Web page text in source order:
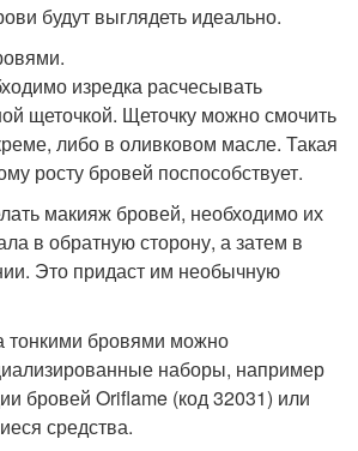
будут выглядеть идеально.
изредка расчесывать
щеточкой. Щеточку можно смочить
либо в оливковом масле. Такая
росту бровей поспособствует.
макияж бровей, необходимо их
в обратную сторону, а затем в
Это придаст им необычную
тонкими бровями можно
наборы, например
бровей Oriflame (код 32031) или
средства.